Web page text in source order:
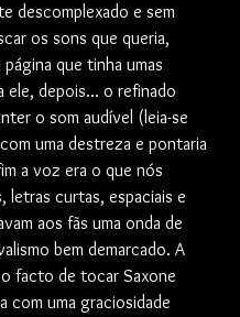
descomplexado e sem
os sons que queria,
que tinha umas
ele, depois... o refinado
o som audível (leia-se
uma destreza e pontaria
a voz era o que nós
letras curtas, espaciais e
aos fãs uma onda de
bem demarcado. A
facto de tocar Saxone
com uma graciosidade